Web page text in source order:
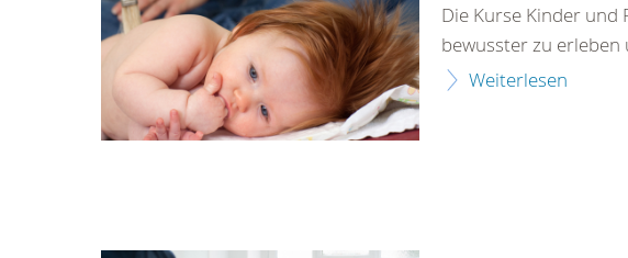
Die Kurse Kinder
bewusster zu erleben
Weiterlesen